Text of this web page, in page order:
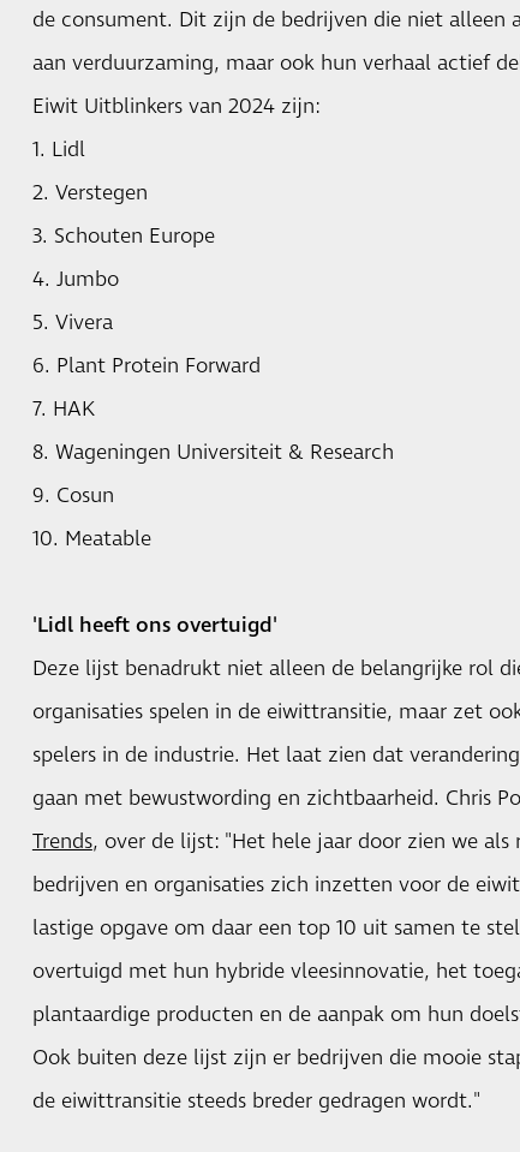
de consument. Dit zijn de bedrijven die niet alleen
aan verduurzaming, maar ook hun verhaal actief
Eiwit Uitblinkers van 2024 zijn:
1. Lidl
2. Verstegen
3. Schouten Europe
4. Jumbo
5. Vivera
6. Plant Protein Forward
7. HAK
8. Wageningen Universiteit & Research
9. Cosun
10. Meatable
'Lidl heeft ons overtuigd'
Deze lijst benadrukt niet alleen de belangrijke rol
organisaties spelen in de eiwittransitie, maar zet
spelers in de industrie. Het laat zien dat
gaan met bewustwording en zichtbaarheid. Chris
Trends, over de lijst: "Het hele jaar door zien we
bedrijven en organisaties zich inzetten voor de
lastige opgave om daar een top 10 uit samen te
overtuigd met hun hybride vleesinnovatie, het
plantaardige producten en de aanpak om hun
Ook buiten deze lijst zijn er bedrijven die mooie
de eiwittransitie steeds breder gedragen wordt."